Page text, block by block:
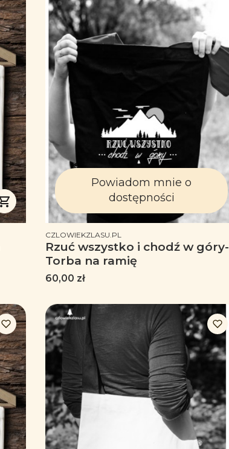
Powiadom mnie o
dostępności
PRODUCENT
CZLOWIEKZLASU.PL
Rzuć wszystko i chodź w góry-
Torba na ramię
Cena
60,00 zł